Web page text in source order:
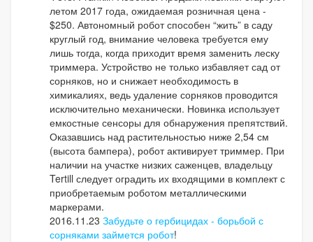
летом 2017 года, ожидаемая розничная цена -
$250. Автономный робот способен “жить” в саду
круглый год, внимание человека требуется ему
лишь тогда, когда приходит время заменить леску
триммера. Устройство не только избавляет сад от
сорняков, но и снижает необходимость в
химикалиях, ведь удаление сорняков проводится
исключительно механически. Новинка использует
емкостные сенсоры для обнаружения препятствий.
Оказавшись над растительностью ниже 2,54 см
(высота бампера), робот активирует триммер. При
наличии на участке низких саженцев, владельцу
Tertill следует оградить их входящими в комплект с
приобретаемым роботом металлическими
маркерами.
2016.11.23 Забудьте о гербицидах - борьбой с
сорняками займется робот!